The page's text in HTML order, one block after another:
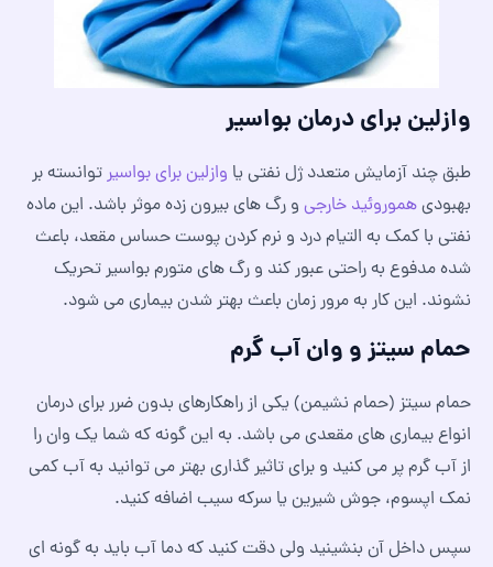
وازلین برای درمان بواسیر
طبق چند آزمایش متعدد ژل نفتی یا وازلین برای بواسیرتوانسته بر
بهبودیهموروئید خارجی و رگ های بیرون زده موثر باشد. این ماده
نفتی با کمک به التیام درد و نرم کردن پوست حساس مقعد، باعث
شده مدفوع به راحتی عبور کند و رگ های متورم بواسیر تحریک
نشوند. این کار به مرور زمان باعث بهتر شدن بیماری می شود.
حمام سیتز و وان آب گرم
حمام سیتز (حمام نشیمن) یکی از راهکارهای بدون ضرر برای درمان
انواع بیماری های مقعدی می باشد. به این گونه که شما یک وان را
از آب گرم پر می کنید و برای تاثیر گذاری بهتر می توانید به آب کمی
نمک اپسوم، جوش شیرین یا سرکه سیب اضافه کنید.
سپس داخل آن بنشینید ولی دقت کنید که دما آب باید به گونه ای